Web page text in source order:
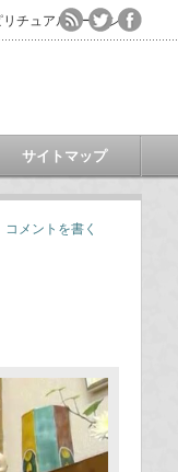
チュアルコーチング
サイトマップ
コメントを書く